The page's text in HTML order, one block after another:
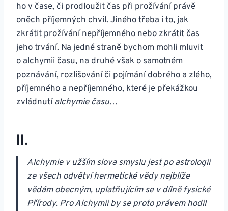
ho v čase, či prodloužit čas při prožívání právě
oněch příjemných chvil. Jiného třeba i to, jak
zkrátit prožívání nepříjemného nebo zkrátit čas
jeho trvání. Na jedné straně bychom mohli mluvit
o alchymii času, na druhé však o samotném
poznávání, rozlišování či pojímání dobrého a zlého,
příjemného a nepříjemného, které je překážkou
zvládnutíalchymie času…
II.
Alchymie v užším slova smyslu jest po astrologii
ze všech odvětví hermetické vědy nejblíže
vědám obecným, uplatňujícím se v dílně fysické
Přírody. Pro Alchymii by se proto právem hodil